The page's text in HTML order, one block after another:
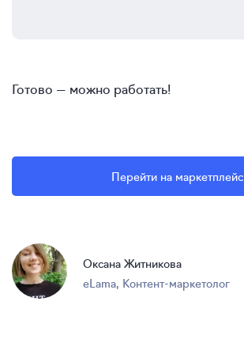
Готово — можно работать!
Перейти на маркетплейс
Оксана Житникова
eLama, Контент-маркетолог